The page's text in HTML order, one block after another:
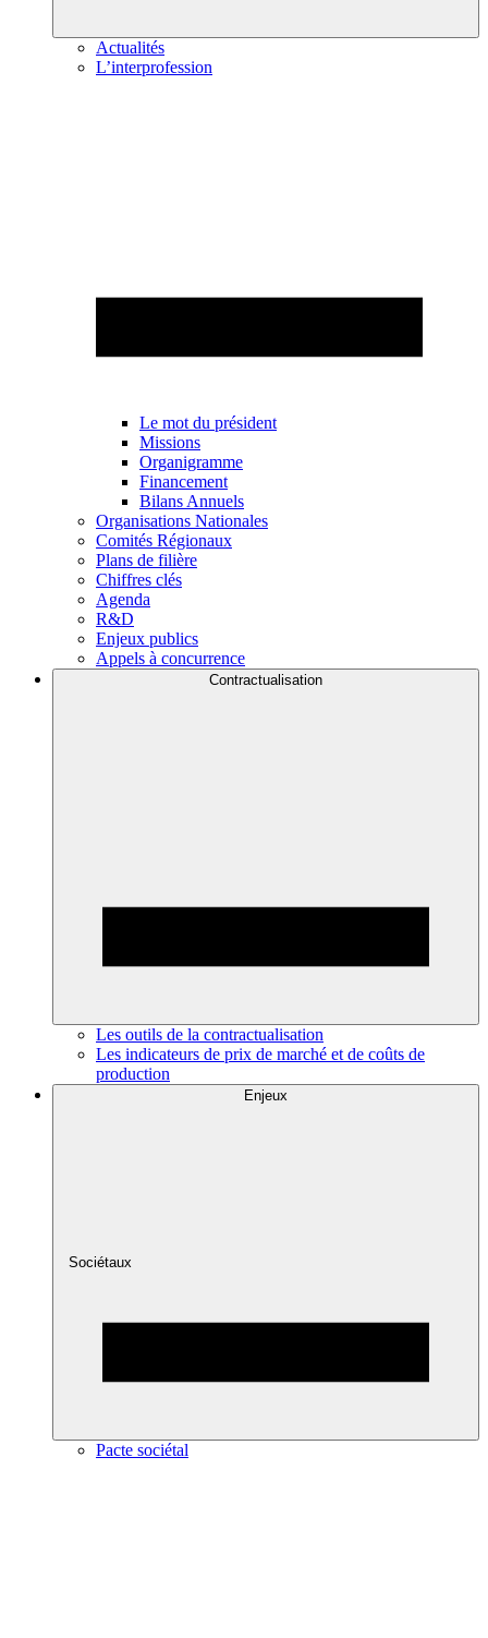
Actualités
L’interprofession
Le mot du président
Missions
Organigramme
Financement
Bilans Annuels
Organisations Nationales
Comités Régionaux
Plans de filière
Chiffres clés
Agenda
R&D
Enjeux publics
Appels à concurrence
Contractualisation
Les outils de la contractualisation
Les indicateurs de prix de marché et de coûts de
production
Enjeux
Sociétaux
Pacte sociétal